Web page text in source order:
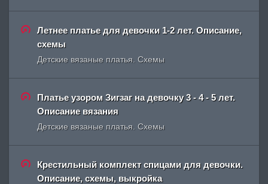
Летнее платье для девочки 1-2 лет. Описание,
схемы
Детские вязаные платья. Схемы
Платье узором Зигзаг на девочку 3 - 4 - 5 лет.
Описание вязания
Детские вязаные платья. Схемы
Крестильный комплект спицами для девочки.
Описание, схемы, выкройка